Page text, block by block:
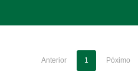
Anterior 1 Póximo